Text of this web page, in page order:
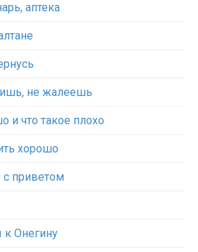
аптека
не жалеешь
и что такое плохо
хорошо
приветом
к Онегину